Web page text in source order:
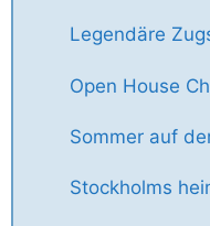
Legendäre
Open House
Sommer auf
Stockholms